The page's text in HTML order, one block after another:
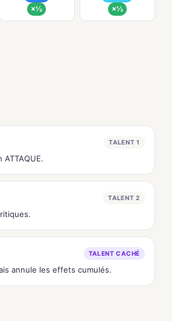
×½ ×½
TALENT 1
TALENT 2
TALENT CACHÉ
annule les effets cumulés.